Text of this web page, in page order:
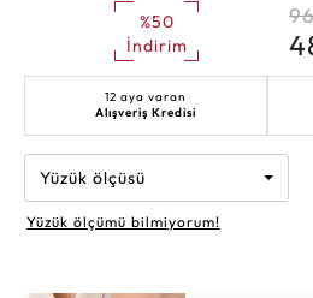
%50
İndirim
12 aya varan
Alışveriş Kredisi
Yüzük ölçüsü
Yüzük ölçümü bilmiyorum!